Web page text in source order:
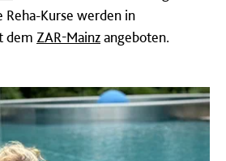
Reha-Kurse werden in
dem ZAR-Mainzangeboten.